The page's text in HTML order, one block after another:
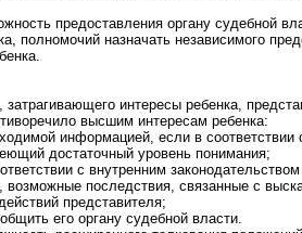
предоставления органу судебной
полномочий назначать независимого
затрагивающего интересы ребенка,
высшим интересам ребенка:
информацией, если в соответствии
достаточный уровень понимания;
с внутренним
возможные последствия, связанные с
представителя;
его органу судебной власти.